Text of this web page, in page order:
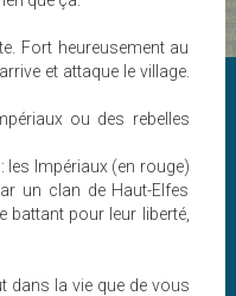
Fort heureusement au
et attaque le village.
ou des rebelles
les Impériaux (en rouge)
un clan de Haut-Elfes
battant pour leur liberté,
dans la vie que de vous